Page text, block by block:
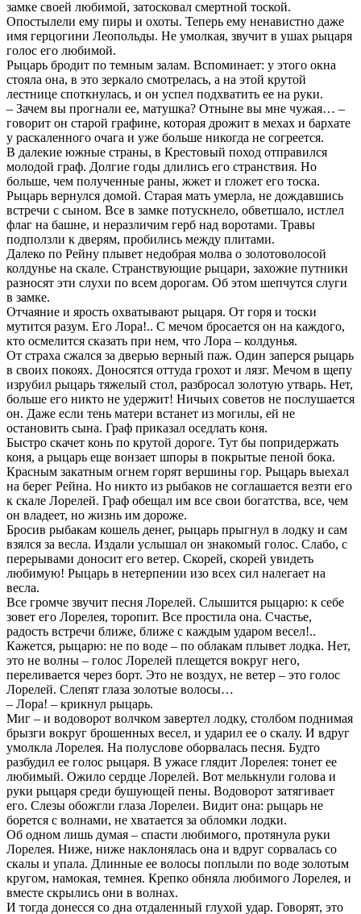
замке своей любимой, затосковал смертной тоской.
Опостылели ему пиры и охоты. Теперь ему ненавистно даже
имя герцогини Леопольды. Не умолкая, звучит в ушах рыцаря
голос его любимой.
Рыцарь бродит по темным залам. Вспоминает: у этого окна
стояла она, в это зеркало смотрелась, а на этой крутой
лестнице споткнулась, и он успел подхватить ее на руки.
– Зачем вы прогнали ее, матушка? Отныне вы мне чужая… –
говорит он старой графине, которая дрожит в мехах и бархате
у раскаленного очага и уже больше никогда не согреется.
В далекие южные страны, в Крестовый поход отправился
молодой граф. Долгие годы длились его странствия. Но
больше, чем полученные раны, жжет и гложет его тоска.
Рыцарь вернулся домой. Старая мать умерла, не дождавшись
встречи с сыном. Все в замке потускнело, обветшало, истлел
флаг на башне, и неразличим герб над воротами. Травы
подползли к дверям, пробились между плитами.
Далеко по Рейну плывет недобрая молва о золотоволосой
колдунье на скале. Странствующие рыцари, захожие путники
разносят эти слухи по всем дорогам. Об этом шепчутся слуги
в замке.
Отчаяние и ярость охватывают рыцаря. От горя и тоски
мутится разум. Его Лора!.. С мечом бросается он на каждого,
кто осмелится сказать при нем, что Лора – колдунья.
От страха сжался за дверью верный паж. Один заперся рыцарь
в своих покоях. Доносятся оттуда грохот и лязг. Мечом в щепу
изрубил рыцарь тяжелый стол, разбросал золотую утварь. Нет,
больше его никто не удержит! Ничьих советов не послушается
он. Даже если тень матери встанет из могилы, ей не
остановить сына. Граф приказал оседлать коня.
Быстро скачет конь по крутой дороге. Тут бы попридержать
коня, а рыцарь еще вонзает шпоры в покрытые пеной бока.
Красным закатным огнем горят вершины гор. Рыцарь выехал
на берег Рейна. Но никто из рыбаков не соглашается везти его
к скале Лорелей. Граф обещал им все свои богатства, все, чем
он владеет, но жизнь им дороже.
Бросив рыбакам кошель денег, рыцарь прыгнул в лодку и сам
взялся за весла. Издали услышал он знакомый голос. Слабо, с
перерывами доносит его ветер. Скорей, скорей увидеть
любимую! Рыцарь в нетерпении изо всех сил налегает на
весла.
Все громче звучит песня Лорелей. Слышится рыцарю: к себе
зовет его Лорелея, торопит. Все простила она. Счастье,
радость встречи ближе, ближе с каждым ударом весел!..
Кажется, рыцарю: не по воде – по облакам плывет лодка. Нет,
это не волны – голос Лорелей плещется вокруг него,
переливается через борт. Это не воздух, не ветер – это голос
Лорелей. Слепят глаза золотые волосы…
– Лора! – крикнул рыцарь.
Миг – и водоворот волчком завертел лодку, столбом поднимая
брызги вокруг брошенных весел, и ударил ее о скалу. И вдруг
умолкла Лорелея. На полуслове оборвалась песня. Будто
разбудил ее голос рыцаря. В ужасе глядит Лорелея: тонет ее
любимый. Ожило сердце Лорелей. Вот мелькнули голова и
руки рыцаря среди бушующей пены. Водоворот затягивает
его. Слезы обожгли глаза Лорелеи. Видит она: рыцарь не
борется с волнами, не хватается за обломки лодки.
Об одном лишь думая – спасти любимого, протянула руки
Лорелея. Ниже, ниже наклонялась она и вдруг сорвалась со
скалы и упала. Длинные ее волосы поплыли по воде золотым
кругом, намокая, темнея. Крепко обняла любимого Лорелея, и
вместе скрылись они в волнах.
И тогда донесся со дна отдаленный глухой удар. Говорят, это